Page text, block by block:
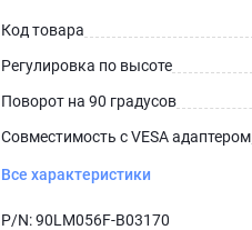
Код товара
Регулировка по высоте
Поворот на 90 градусов
Совместимость с VESA адаптером
Все характеристики
P/N:90LM056F-B03170